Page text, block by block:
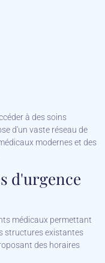
à des soins
d'un vaste réseau de
modernes et des
d'urgence
médicaux permettant
structures existantes
des horaires